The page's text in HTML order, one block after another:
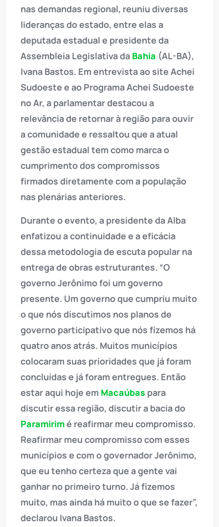
nas demandas regional, reuniu diversas
lideranças do estado, entre elas a
deputada estadual e presidente da
Assembleia Legislativa da Bahia (AL-BA),
Ivana Bastos. Em entrevista ao site Achei
Sudoeste e ao Programa Achei Sudoeste
no Ar, a parlamentar destacou a
relevância de retornar à região para ouvir
a comunidade e ressaltou que a atual
gestão estadual tem como marca o
cumprimento dos compromissos
firmados diretamente com a população
nas plenárias anteriores.
Durante o evento, a presidente da Alba
enfatizou a continuidade e a eficácia
dessa metodologia de escuta popular na
entrega de obras estruturantes. “O
governo Jerônimo foi um governo
presente. Um governo que cumpriu muito
o que nós discutimos nos planos de
governo participativo que nós fizemos há
quatro anos atrás. Muitos municípios
colocaram suas prioridades que já foram
concluídas e já foram entregues. Então
estar aqui hoje em Macaúbas para
discutir essa região, discutir a bacia do
Paramirimé reafirmar meu compromisso.
Reafirmar meu compromisso com esses
municípios e com o governador Jerônimo,
que eu tenho certeza que a gente vai
ganhar no primeiro turno. Já fizemos
muito, mas ainda há muito o que se fazer”,
declarou Ivana Bastos.